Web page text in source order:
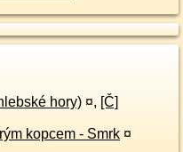
hory) ¤, [Č]
kopcem - Smrk ¤